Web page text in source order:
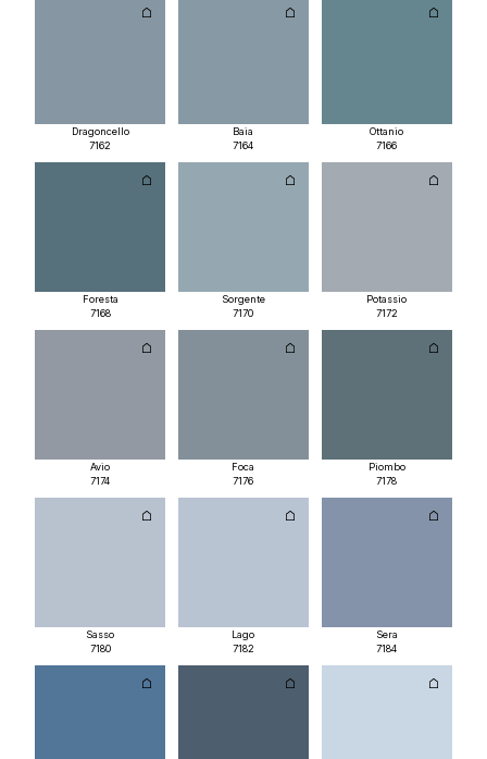
Dragoncello
7162
Baia
7164
Ottanio
7166
Foresta
7168
Sorgente
7170
Potassio
7172
Avio
7174
Foca
7176
Piombo
7178
Sasso
7180
Lago
7182
Sera
7184